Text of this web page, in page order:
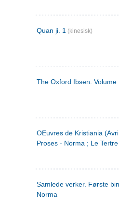
Quan ji. 1 (kinesisk)
The Oxford Ibsen. Volume
OEuvres de Kristiania
Proses - Norma ; Le
Samlede verker. Første
Norma